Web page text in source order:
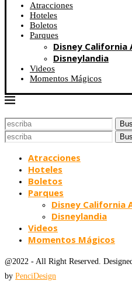
Atracciones
Hoteles
Boletos
Parques
Disney California
Disneylandia
Videos
Momentos Mágicos
Atracciones
Hoteles
Boletos
Parques
Disney California
Disneylandia
Videos
Momentos Mágicos
@2022 - All Right Reserved.
by PenciDesign